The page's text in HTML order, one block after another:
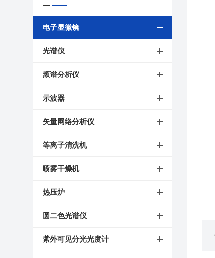
电子显微镜
光谱仪
频谱分析仪
示波器
矢量网络分析仪
等离子清洗机
喷雾干燥机
热压炉
圆二色光谱仪
紫外可见分光光度计